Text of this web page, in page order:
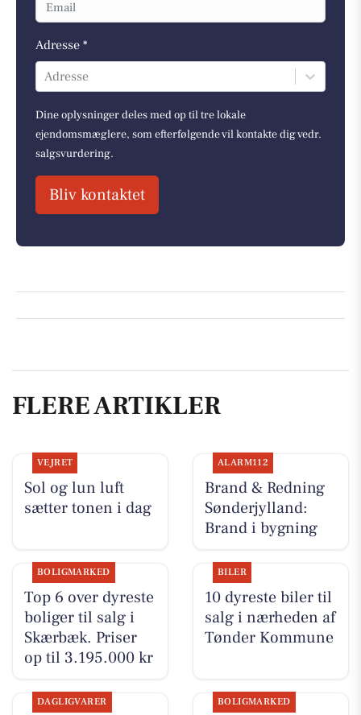
Adresse *
Adresse
Dine oplysninger deles med op til tre lokale
ejendomsmæglere, som efterfølgende vil kontakte dig vedr.
salgsvurdering.
Bliv kontaktet
FLERE ARTIKLER
VEJRET
Sol og lun luft
sætter tonen i dag
ALARM112
Brand & Redning
Sønderjylland:
Brand i bygning
BOLIGMARKED
Top 6 over dyreste
boliger til salg i
Skærbæk. Priser
op til 3.195.000 kr
BILER
10 dyreste biler til
salg i nærheden af
Tønder Kommune
DAGLIGVARER BOLIGMARKED